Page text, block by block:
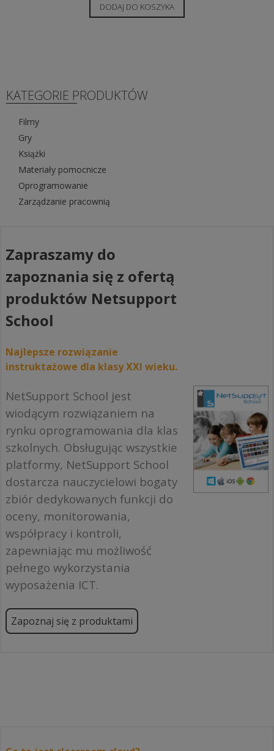
DODAJ DO KOSZYKA
KATEGORIE PRODUKTÓW
Filmy
Gry
Książki
Materiały pomocnicze
Oprogramowanie
Zarządzanie pracownią
Zapraszamy do
zapoznania się z ofertą
produktów Netsupport
School
Najlepsze rozwiązanie
instruktażowe dla klasy XXI wieku.
NetSupport School jest
wiodącym rozwiązaniem na
rynku oprogramowania dla klas
szkolnych. Obsługując wszystkie
platformy, NetSupport School
dostarcza nauczycielowi bogaty
zbiór dedykowanych funkcji do
oceny, monitorowania,
współpracy i kontroli,
zapewniając mu możliwość
pełnego wykorzystania
wyposażenia ICT.
Zapoznaj się z produktami